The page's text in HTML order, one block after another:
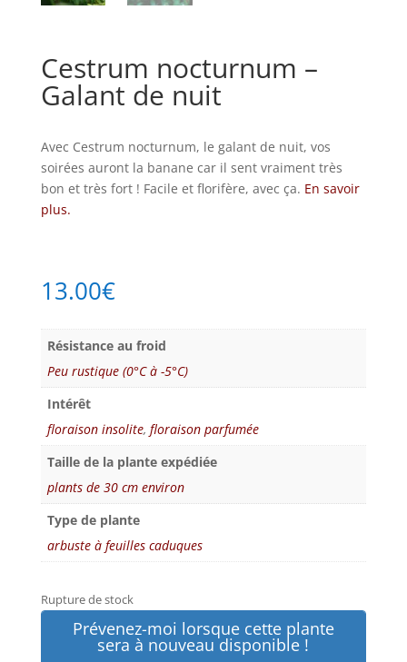
Cestrum nocturnum –
Galant de nuit
Avec Cestrum nocturnum, le galant de nuit, vos
soirées auront la banane car il sent vraiment très
bon et très fort ! Facile et florifère, avec ça. En savoir
plus.
13.00€
Résistance au froid
Peu rustique (0°C à -5°C)
Intérêt
floraison insolite, floraison parfumée
Taille de la plante expédiée
plants de 30 cm environ
Type de plante
arbuste à feuilles caduques
Rupture de stock
Prévenez-moi lorsque cette plante
sera à nouveau disponible !